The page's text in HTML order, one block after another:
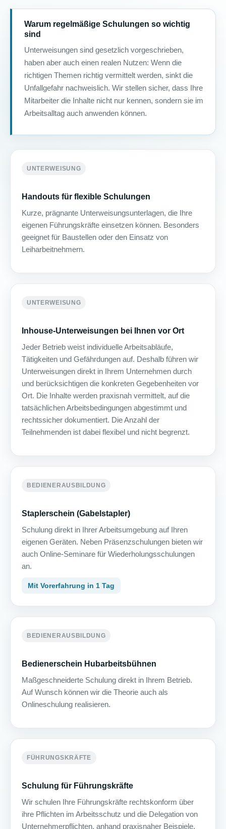
Warum regelmäßige Schulungen so wichtig
sind
Unterweisungen sind gesetzlich vorgeschrieben,
haben aber auch einen realen Nutzen: Wenn die
richtigen Themen richtig vermittelt werden, sinkt die
Unfallgefahr nachweislich. Wir stellen sicher, dass Ihre
Mitarbeiter die Inhalte nicht nur kennen, sondern sie im
Arbeitsalltag auch anwenden können.
UNTERWEISUNG
Handouts für flexible Schulungen
Kurze, prägnante Unterweisungsunterlagen, die Ihre
eigenen Führungskräfte einsetzen können. Besonders
geeignet für Baustellen oder den Einsatz von
Leiharbeitnehmern.
UNTERWEISUNG
Inhouse-Unterweisungen bei Ihnen vor Ort
Jeder Betrieb weist individuelle Arbeitsabläufe,
Tätigkeiten und Gefährdungen auf. Deshalb führen wir
Unterweisungen direkt in Ihrem Unternehmen durch
und berücksichtigen die konkreten Gegebenheiten vor
Ort. Die Inhalte werden praxisnah vermittelt, auf die
tatsächlichen Arbeitsbedingungen abgestimmt und
rechtssicher dokumentiert. Die Anzahl der
Teilnehmenden ist dabei flexibel und nicht begrenzt.
BEDIENERAUSBILDUNG
Staplerschein (Gabelstapler)
Schulung direkt in Ihrer Arbeitsumgebung auf Ihren
eigenen Geräten. Neben Präsenzschulungen bieten wir
auch Online-Seminare für Wiederholungsschulungen
an.
Mit Vorerfahrung in 1 Tag
BEDIENERAUSBILDUNG
Bedienerschein Hubarbeitsbühnen
Maßgeschneiderte Schulung direkt in Ihrem Betrieb.
Auf Wunsch können wir die Theorie auch als
Onlineschulung realisieren.
FÜHRUNGSKRÄFTE
Schulung für Führungskräfte
Wir schulen Ihre Führungskräfte rechtskonform über
ihre Pflichten im Arbeitsschutz und die Delegation von
Unternehmerpflichten, anhand praxisnaher Beispiele.